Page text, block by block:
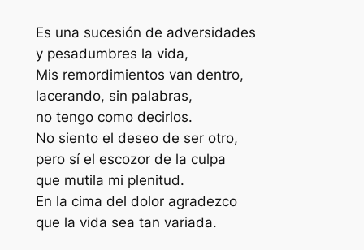
Es una sucesión de adversidades
y pesadumbres la vida,
Mis remordimientos van dentro,
lacerando, sin palabras,
no tengo como decirlos.
No siento el deseo de ser otro,
pero sí el escozor de la culpa
que mutila mi plenitud.
En la cima del dolor agradezco
que la vida sea tan variada.